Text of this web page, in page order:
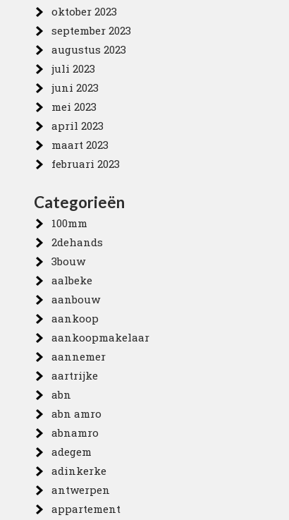
oktober 2023
september 2023
augustus 2023
juli 2023
juni 2023
mei 2023
april 2023
maart 2023
februari 2023
Categorieën
100mm
2dehands
3bouw
aalbeke
aanbouw
aankoop
aankoopmakelaar
aannemer
aartrijke
abn
abn amro
abnamro
adegem
adinkerke
antwerpen
appartement